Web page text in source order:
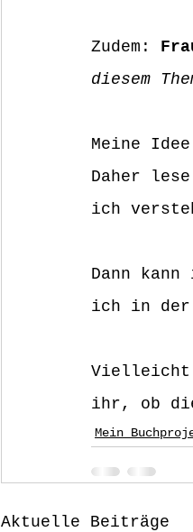
Zudem:
diesem
Meine
Daher
ich
Dann
ich in der
Vielleicht
ihr, ob
Mein
Aktuelle Beiträge